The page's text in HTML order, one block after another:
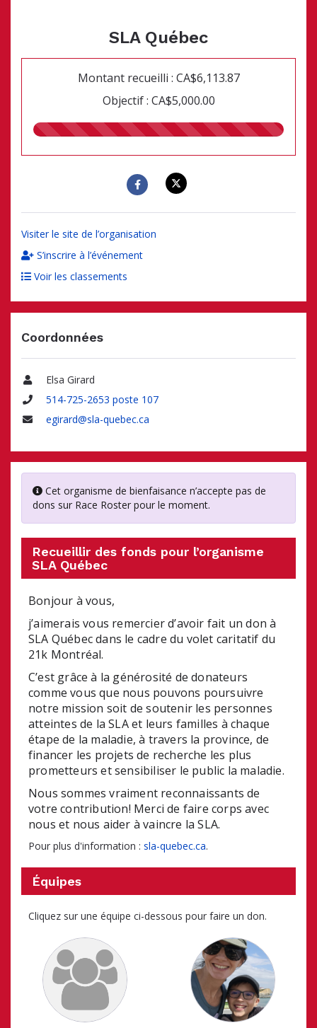
SLA Québec
Montant recueilli : CA$6,113.87
Objectif : CA$5,000.00
122.00%
Visiter le site de l’organisation
S’inscrire à l’événement
Voir les classements
Coordonnées
Nom
Elsa Girard
Téléphone
514-725-2653 poste 107
egirard@sla-quebec.ca
Cet organisme de bienfaisance n’accepte pas de
dons sur Race Roster pour le moment.
Recueillir des fonds pour l’organisme
SLA Québec
Bonjour à vous,
j’aimerais vous remercier d’avoir fait un don à
SLA Québec dans le cadre du volet caritatif du
21k Montréal.
C’est grâce à la générosité de donateurs
comme vous que nous pouvons poursuivre
notre mission soit de soutenir les personnes
atteintes de la SLA et leurs familles à chaque
étape de la maladie, à travers la province, de
financer les projets de recherche les plus
prometteurs et sensibiliser le public la maladie.
Nous sommes vraiment reconnaissants de
votre contribution! Merci de faire corps avec
nous et nous aider à vaincre la SLA.
Pour plus d'information : sla-quebec.ca.
Équipes
Cliquez sur une équipe ci-dessous pour faire un don.